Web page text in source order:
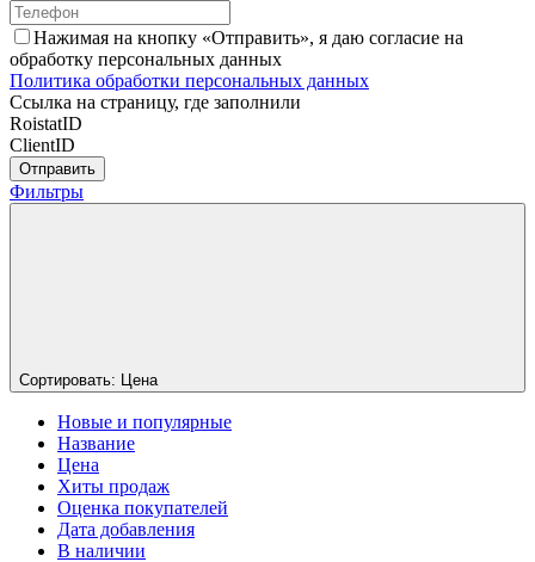
Нажимая на кнопку «Отправить», я даю согласие на
обработку персональных данных
Политика обработки персональных данных
Ссылка на страницу, где заполнили
RoistatID
ClientID
Отправить
Фильтры
Сортировать: Цена
Новые и популярные
Название
Цена
Хиты продаж
Оценка покупателей
Дата добавления
В наличии